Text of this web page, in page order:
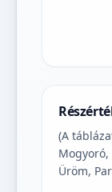
(A
Mogyoró,
Üröm,